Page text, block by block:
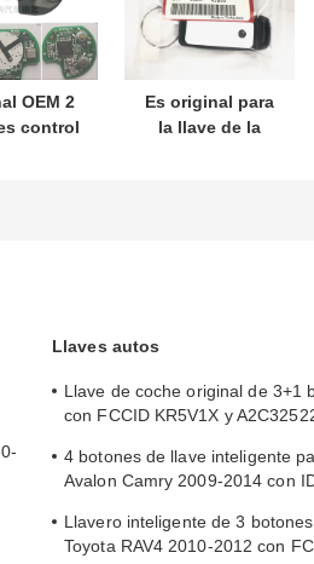
OEM 2
control
Es original para
la llave de la
Llaves autos
Llave de coche original de 3+1
con FCCID KR5V1X y
4 botones de llave inteligente
Avalon Camry 2009-2014 con
Llavero inteligente de 3
Toyota RAV4 2010-2012 con